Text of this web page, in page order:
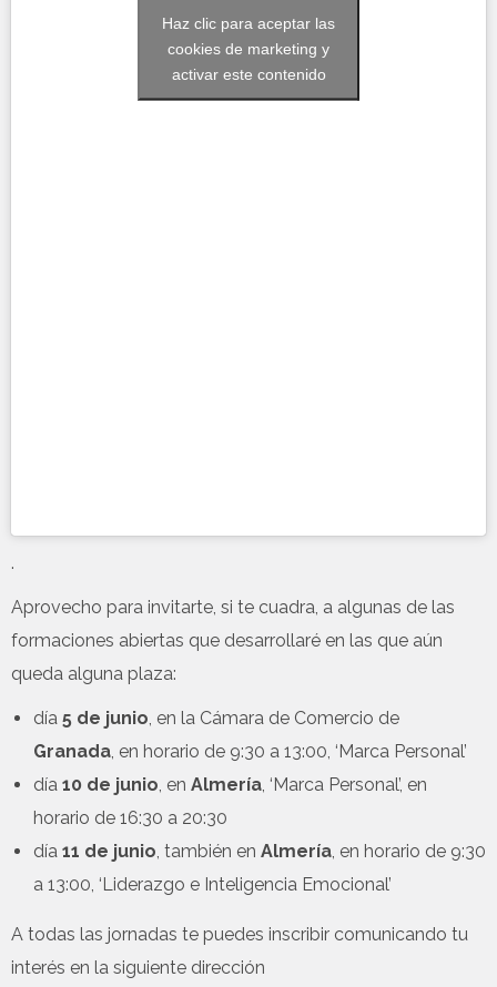
Haz clic para aceptar las
cookies de marketing y
activar este contenido
.
Aprovecho para invitarte, si te cuadra, a algunas de las
formaciones abiertas que desarrollaré en las que aún
queda alguna plaza:
día 5 de junio, en la Cámara de Comercio de
Granada, en horario de 9:30 a 13:00, ‘Marca Personal’
día 10 de junio, en Almería, ‘Marca Personal’, en
horario de 16:30 a 20:30
día 11 de junio, también en Almería, en horario de 9:30
a 13:00, ‘Liderazgo e Inteligencia Emocional’
A todas las jornadas te puedes inscribir comunicando tu
interés en la siguiente dirección